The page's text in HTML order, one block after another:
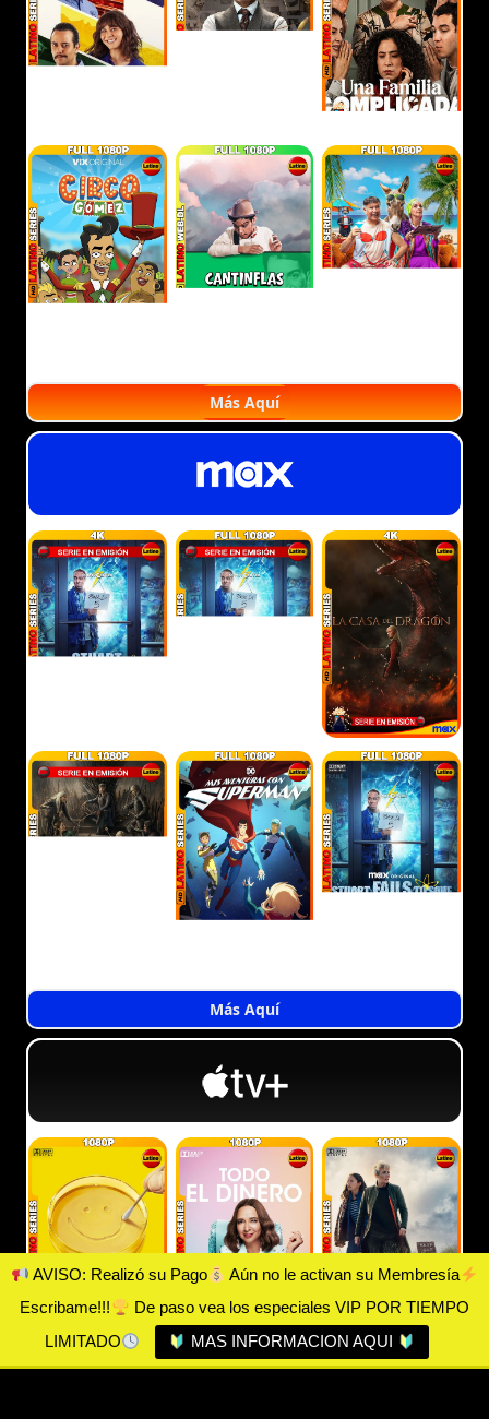
AVISO: Realizó su Pago
Aún no le activan su Membresía
Escribame!!!
De paso vea los especiales VIP POR TIEMPO
LIMITADO
MAS INFORMACION AQUI
Más Aquí
Más Aquí